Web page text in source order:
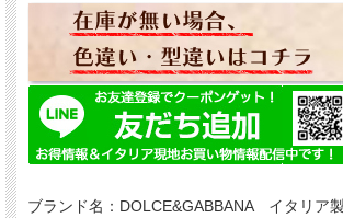
ブランド名：DOLCE&GABBANA イタリア製